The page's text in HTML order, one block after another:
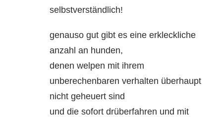
selbstverständlich!
genauso gut gibt es eine erkleckliche
anzahl an hunden,
denen welpen mit ihrem
unberechenbaren verhalten überhaupt
nicht geheuert sind
und die sofort drüberfahren und mit